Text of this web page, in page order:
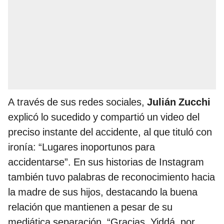
A través de sus redes sociales, Julián Zucchi
explicó lo sucedido y compartió un video del
preciso instante del accidente, al que tituló con
ironía: “Lugares inoportunos para
accidentarse”. En sus historias de Instagram
también tuvo palabras de reconocimiento hacia
la madre de sus hijos, destacando la buena
relación que mantienen a pesar de su